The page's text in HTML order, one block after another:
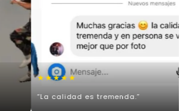
★★★★★
“La calidad es tremenda.”